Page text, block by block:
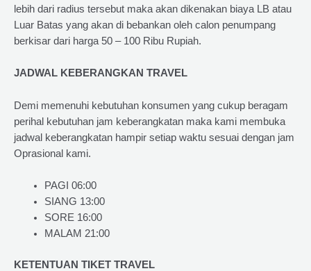
lebih dari radius tersebut maka akan dikenakan biaya LB atau
Luar Batas yang akan di bebankan oleh calon penumpang
berkisar dari harga 50 – 100 Ribu Rupiah.
JADWAL KEBERANGKAN TRAVEL
Demi memenuhi kebutuhan konsumen yang cukup beragam
perihal kebutuhan jam keberangkatan maka kami membuka
jadwal keberangkatan hampir setiap waktu sesuai dengan jam
Oprasional kami.
PAGI 06:00
SIANG 13:00
SORE 16:00
MALAM 21:00
KETENTUAN TIKET TRAVEL